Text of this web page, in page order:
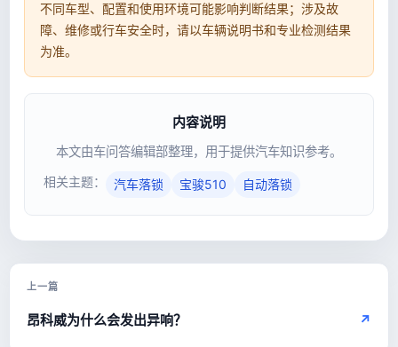
不同车型、配置和使用环境可能影响判断结果；涉及故
障、维修或行车安全时，请以车辆说明书和专业检测结果
为准。
内容说明
本文由车问答编辑部整理，用于提供汽车知识参考。
相关主题：
汽车落锁 宝骏510 自动落锁
上一篇
昂科威为什么会发出异响？ ↗